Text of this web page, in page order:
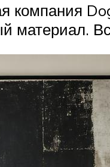
компания
материал.